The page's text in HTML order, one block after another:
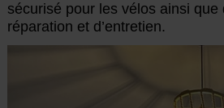
sécurisé pour les vélos ainsi que
réparation et d’entretien.